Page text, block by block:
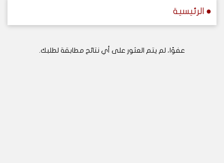
● الرئيسية
عفوًا، لم يتم العثور على أي نتائج مطابقة لطلبك.